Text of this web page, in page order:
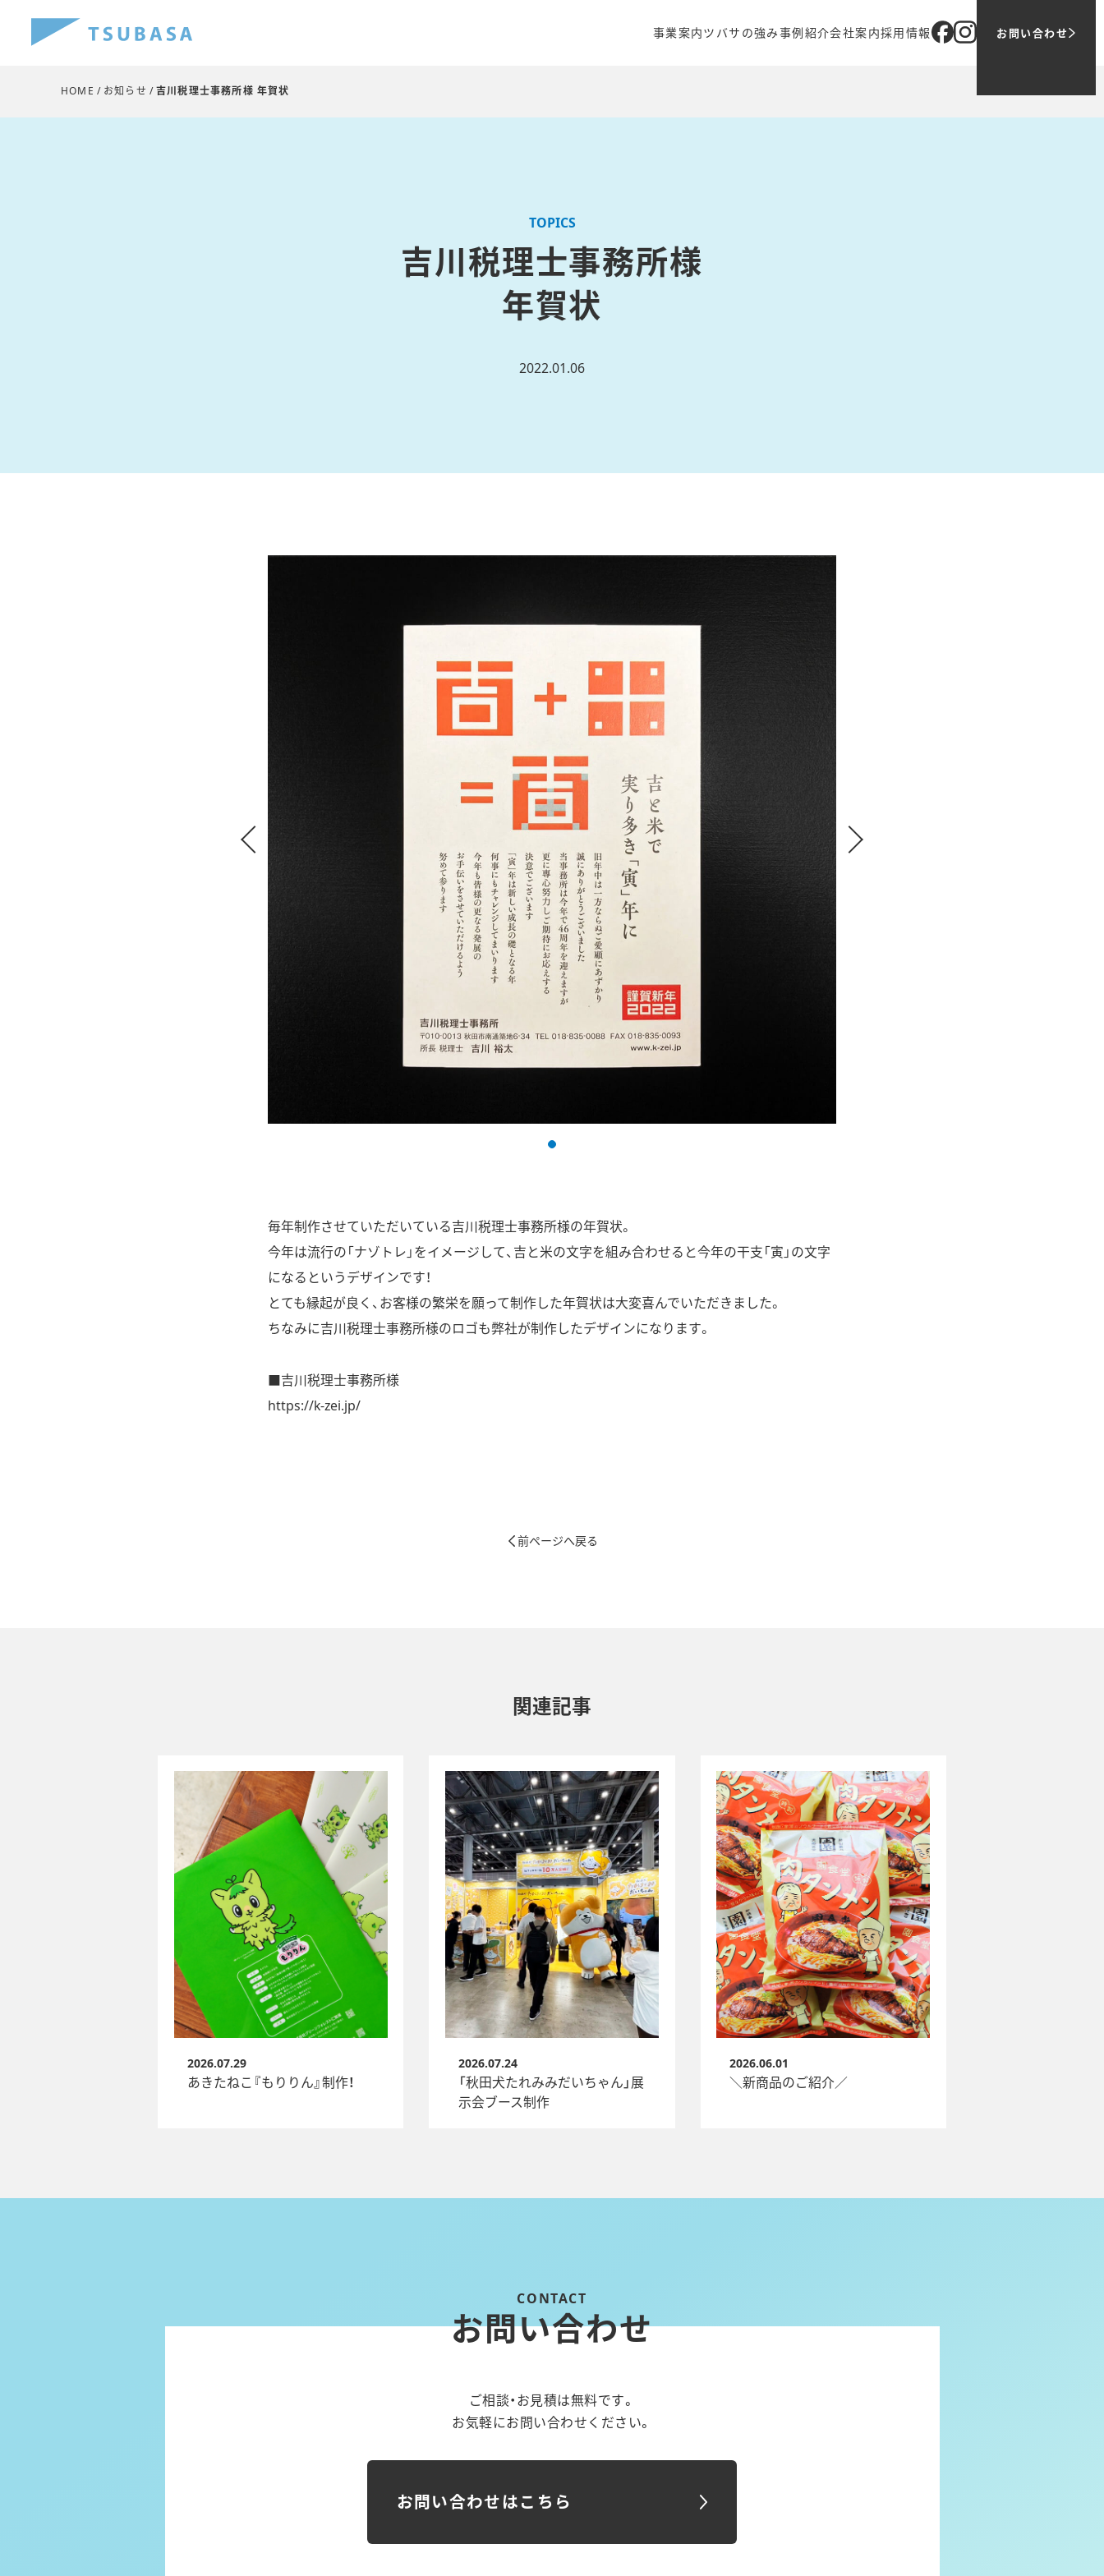
事業案内
WEBマーケティング
ツバサの強み事例紹介会社案内
会社概要
採用情報
1日の仕事の流れ
お問い合わせ
HOME お知らせ 吉川税理士事務所様 年賀状
吉川税理士事務所様
年賀状
TOPICS
2022.01.06
毎年制作させていただいている吉川税理士事務所様の年賀状。
今年は流行の「ナゾトレ」をイメージして、吉と米の文字を組み合わせると今年の干支「寅」の文字
になるというデザインです！
とても縁起が良く、お客様の繁栄を願って制作した年賀状は大変喜んでいただきました。
ちなみに吉川税理士事務所様のロゴも弊社が制作したデザインになります。
■吉川税理士事務所様
https://k-zei.jp/
前ページへ戻る
関連記事
あきたねこ『もりりん』制作！
2026.07.29
「秋田犬たれみみだいちゃん」展
示会ブース制作
2026.07.24
＼新商品のご紹介／
2026.06.01
お問い合わせ
ご相談・お見積は無料です。
お気軽にお問い合わせください。
お問い合わせはこちら